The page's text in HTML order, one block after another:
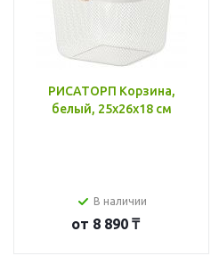
РИСАТОРП Корзина,
белый, 25x26x18 см
В наличии
от 8 890 ₸